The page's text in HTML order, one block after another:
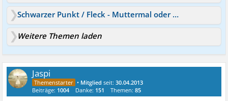
Schwarzer Punkt / Fleck - Muttermal oder Hautkrebs? Angst
Weitere Themen laden
Jaspi
• Mitglied seit:30.04.2013
Beiträge: 1004 Danke: 151 Themen:85